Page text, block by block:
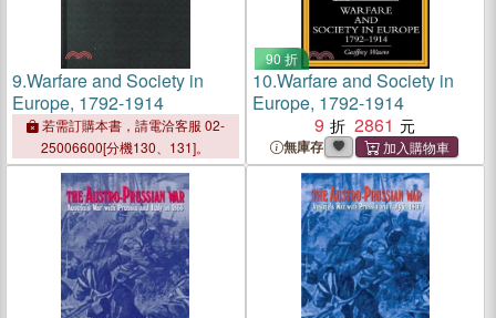
9.Warfare and Society in
Europe, 1792-1914
若需訂購本書，請電洽客服 02-
25006600[分機130、131]。
90 折
10.Warfare and Society in
Europe, 1792-1914
9
2861
無庫存